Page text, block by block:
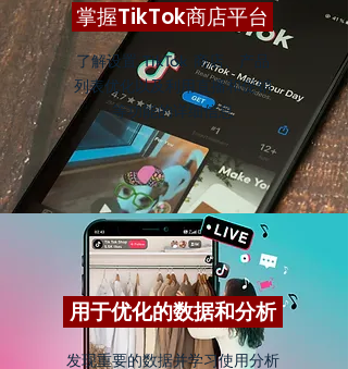
掌握TikTok商店平台
了解设置 TikTok 商店、产品
列表优化以及利用直播和促销
等功能的详细信息
用于优化的数据和分析
发现重要的数据并学习使用分析